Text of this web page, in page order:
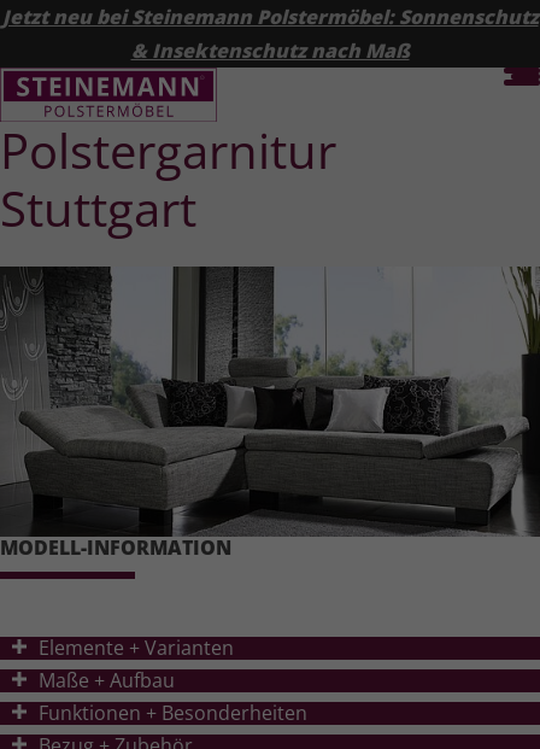
Jetzt neu bei Steinemann Polstermöbel: Sonnenschutz
& Insektenschutz nach Maß
Polster­garnitur
Stuttgart
MODELL-INFORMATION
Elemente + Varianten
Maße + Aufbau
Funktionen + Besonderheiten